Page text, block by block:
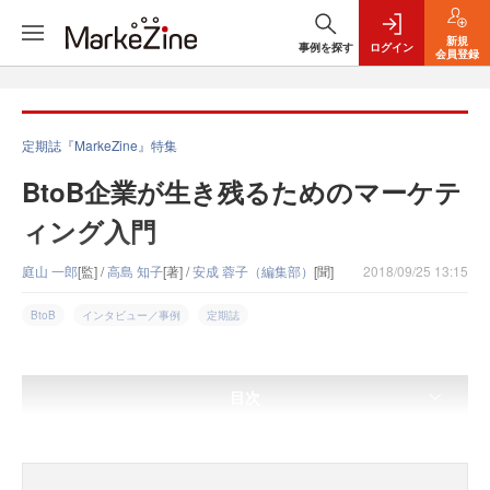
事例を探す ログイン
新規
会員登録
定期誌『MarkeZine』特集
BtoB企業が生き残るためのマーケテ
ィング入門
庭山 一郎[監] /高島 知子[著] /安成 蓉子（編集部） [聞] 2018/09/25 13:15
BtoB インタビュー／事例 定期誌